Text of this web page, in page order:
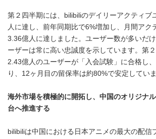
第２四半期には、bilibiliのデイリーアクティブ
人に達し、前年同期比で6%増加し、月間アク
3.36億人に達しました。ユーザー数が多いだ
ーザーは常に高い忠誠度を示しています。第２
2.43億人のユーザーが「入会試験」に合格し
り、12ヶ月目の留保率は約80%で安定していま
海外市場を積極的に開拓し、中国のオリジナ
台へ推進する
bilibiliは中国における日本アニメの最大の配信